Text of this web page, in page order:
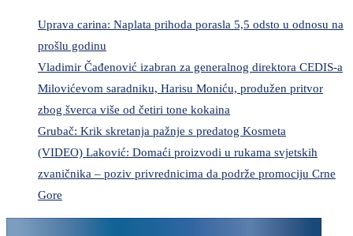
Uprava carina: Naplata prihoda porasla 5,5 odsto u odnosu na
prošlu godinu
Vladimir Čađenović izabran za generalnog direktora CEDIS-a
Milovićevom saradniku, Harisu Moniću, produžen pritvor
zbog šverca više od četiri tone kokaina
Grubač: Krik skretanja pažnje s predatog Kosmeta
(VIDEO) Laković: Domaći proizvodi u rukama svjetskih
zvaničnika – poziv privrednicima da podrže promociju Crne
Gore